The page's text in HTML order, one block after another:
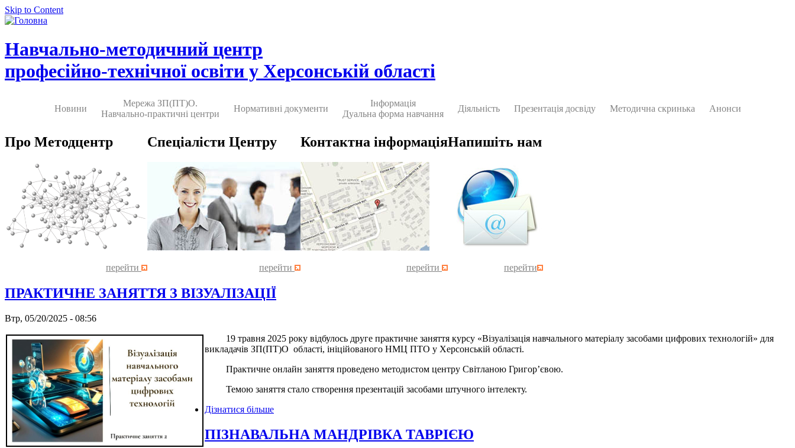
Skip to Content
Навчально-методичний центр
професійно-технічної освіти у Херсонській області
Новини
Мережа ЗП(ПТ)О.
Навчально-практичні центри
Нормативні документи
Інформація
Дуальна форма навчання
Діяльність Презентація досвіду Методична скринька Анонси
Про Методцентр
перейти
Спеціалісти Центру
перейти
Контактна інформація
перейти
Напишіть нам
перейти
ПРАКТИЧНЕ ЗАНЯТТЯ З ВІЗУАЛІЗАЦІЇ
Втр, 05/20/2025 - 08:56
19 травня 2025 року відбулось друге практичне заняття курсу «Візуалізація навчального матеріалу засобами цифрових технологій» для
викладачів ЗП(ПТ)О області, ініційованого НМЦ ПТО у Херсонській області.
Практичне онлайн заняття проведено методистом центру Світланою Григор’євою.
Темою заняття стало створення презентацій засобами штучного інтелекту.
Дізнатися більше
ПІЗНАВАЛЬНА МАНДРІВКА ТАВРІЄЮ